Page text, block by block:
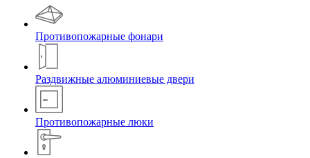
Противопожарные фонари
Раздвижные алюминиевые двери
Противопожарные люки